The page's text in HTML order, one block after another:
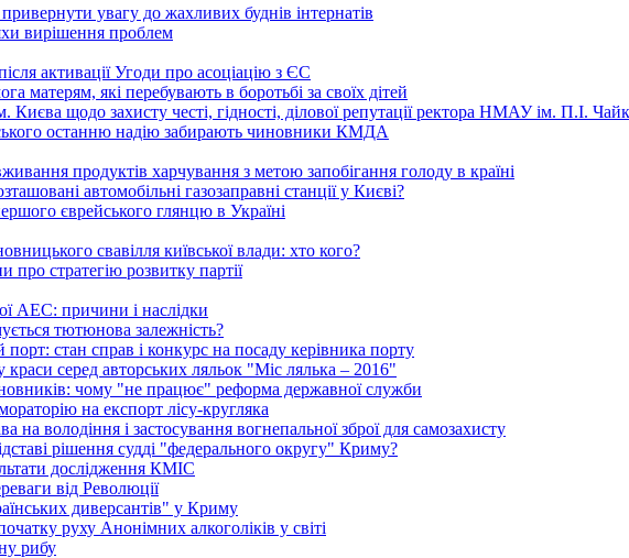
увагу до жахливих буднів інтернатів
вирішення проблем
активації Угоди про асоціацію з ЄС
матерям, які перебувають в боротьбі за своїх дітей
щодо захисту честі, гідності, ділової репутації ректора НМАУ ім. П.І.
останню надію забирають чиновники КМДА
продуктів харчування з метою запобігання голоду в країні
автомобільні газозаправні станції у Києві?
єврейського глянцю в Україні
свавілля київської влади: хто кого?
про стратегію розвитку партії
АЕС: причини і наслідки
тютюнова залежність?
стан справ і конкурс на посаду керівника порту
серед авторських ляльок "Міс лялька – 2016"
чому "не працює" реформа державної служби
на експорт лісу-кругляка
на володіння і застосування вогнепальної зброї для самозахисту
рішення судді "федерального округу" Криму?
дослідження КМІС
від Революції
диверсантів" у Криму
руху Анонімних алкоголіків у світі
рибу